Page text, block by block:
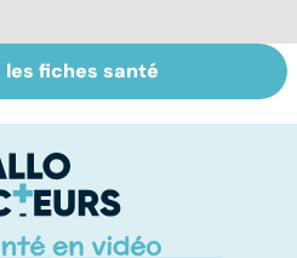
Pesticides :
retour au bio ?
fiches santé